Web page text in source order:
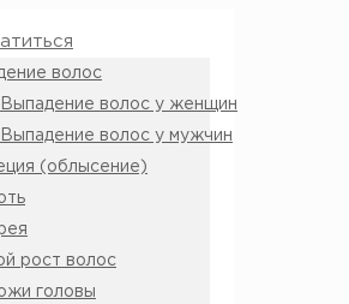
волос
Выпадение волос у женщин
Выпадение волос у мужчин
(облысение)
рост волос
головы